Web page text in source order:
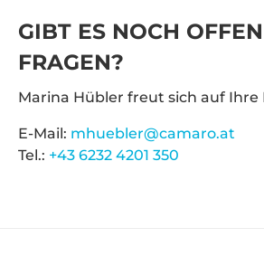
GIBT ES NOCH
FRAGEN?
Marina Hübler freut sich auf Ihre
E-Mail: mhuebler@camaro.at
Tel.: +43 6232 4201 350